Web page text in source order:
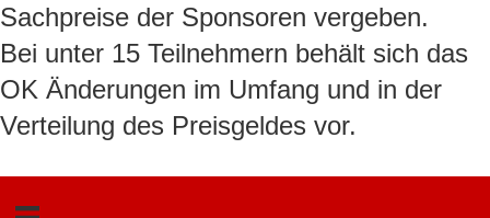
Sachpreise der Sponsoren vergeben.
Bei unter 15 Teilnehmern behält sich das
OK Änderungen im Umfang und in der
Verteilung des Preisgeldes vor.